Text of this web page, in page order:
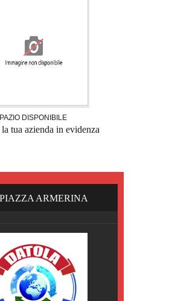
DISPONIBILE
tua azienda in evidenza
ARMERINA